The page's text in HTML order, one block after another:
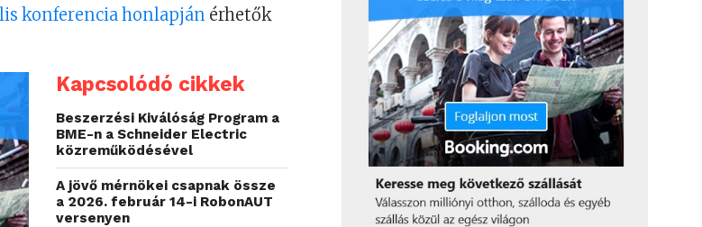
konferencia honlapján érhetők
Kapcsolódó cikkek
Beszerzési Kiválóság Program a
BME-n a Schneider Electric
közreműködésével
A jövő mérnökei csapnak össze
a 2026. február 14-i RobonAUT
versenyen